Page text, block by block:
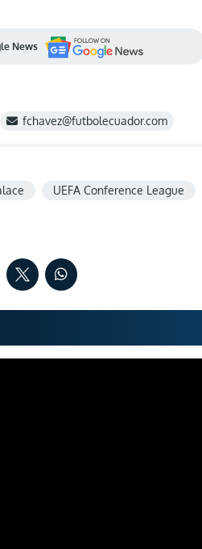
News
fchavez@futbolecuador.com
UEFA Conference League